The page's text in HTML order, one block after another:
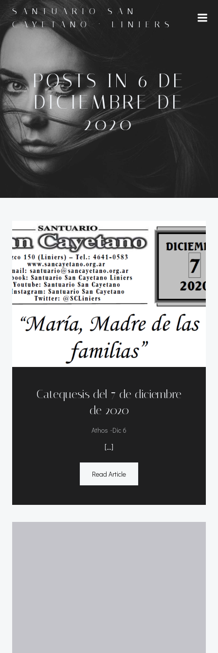
al
contenido
SANTUARIO SAN
CAYETANO · LINIERS
POSTS IN 6 DE
DICIEMBRE DE
2020
Catequesis del 7 de diciembre
de 2020
Athos -Dic 6
[…]
Read Article